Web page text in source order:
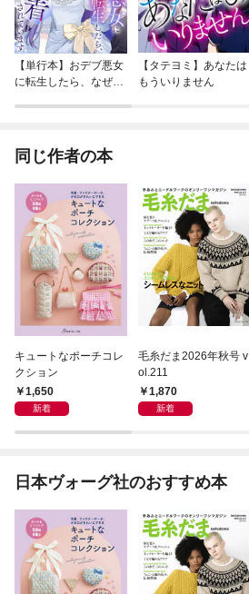
【単行本】おデブ悪女
に転生したら、なぜか
【タテヨミ】あなたは
もういりません
同じ作者の本
キュートなポーチコレ
クション
1,650
新着
毛糸だま2026年秋号 v
ol.211
1,870
新着
日本ヴォーグ社のおすすめ本